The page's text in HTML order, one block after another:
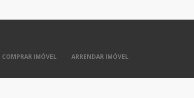
COMPRAR IMÓVEL ARRENDAR IMÓVEL